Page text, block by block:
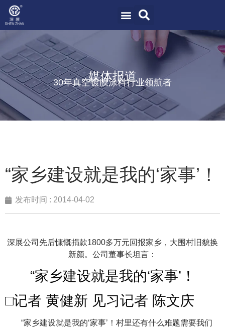
媒体报道
30年真空镀膜涂料行业领航者
“家乡建设就是我的‘家事’！
发布时间 : 2014-04-02
深展公司先后慷慨捐款1800多万元回报家乡，大围村旧貌换
新颜。公司董事长坦言：
“家乡建设就是我的‘家事’！
□记者 黄健新 见习记者 陈文庆
“家乡建设就是我的‘家事’！村里还有什么难题需要我们